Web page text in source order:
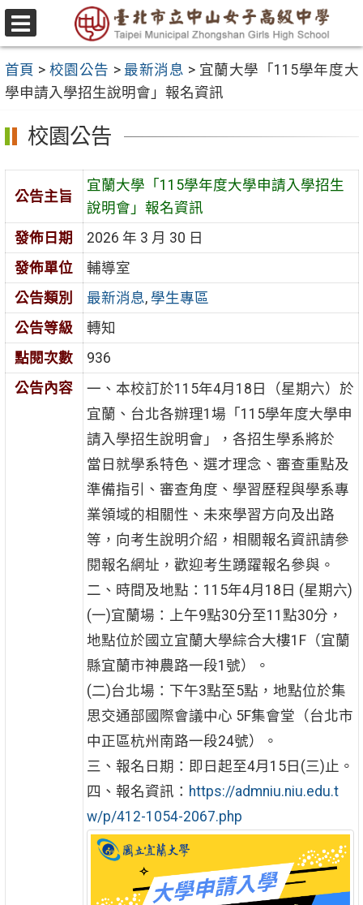
跳
至
要
內
容
區
選
單
首頁 > 校園公告 > 最新消息 > 宜蘭大學「115學年度大
學申請入學招生說明會」報名資訊
校園公告
公告主旨
宜蘭大學「115學年度大學申請入學招生
說明會」報名資訊
發佈日期
2026 年 3 月 30 日
發佈單位
輔導室
公告類別
最新消息, 學生專區
公告等級
轉知
點閱次數
936
公告內容
一、本校訂於115年4月18日（星期六）於
宜蘭、台北各辦理1場「115學年度大學申
請入學招生說明會」，各招生學系將於
當日就學系特色、選才理念、審查重點及
準備指引、審查角度、學習歷程與學系專
業領域的相關性、未來學習方向及出路
等，向考生說明介紹，相關報名資訊請參
閱報名網址，歡迎考生踴躍報名參與。
二、時間及地點：115年4月18日 (星期六)
(一)宜蘭場：上午9點30分至11點30分，
地點位於國立宜蘭大學綜合大樓1F（宜蘭
縣宜蘭市神農路一段1號）。
(二)台北場：下午3點至5點，地點位於集
思交通部國際會議中心 5F集會堂（台北市
中正區杭州南路一段24號）。
三、報名日期：即日起至4月15日(三)止。
四、報名資訊： https://admniu.niu.edu.t
w/p/412-1054-2067.php